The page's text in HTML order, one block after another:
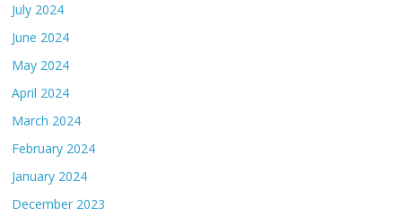
July 2024
June 2024
May 2024
April 2024
March 2024
February 2024
January 2024
December 2023